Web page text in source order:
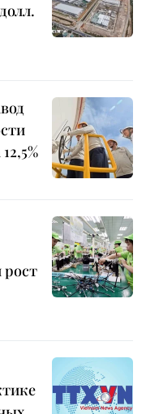
рост